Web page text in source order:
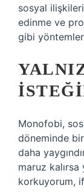
sosyal
edinme ve
gibi
Monofobi,
döneminde
daha
maruz
korkuyorum,